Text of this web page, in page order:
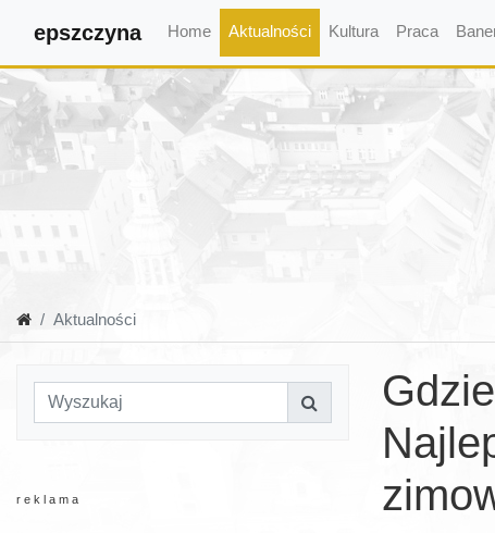
epszczyna Home Aktualności Kultura Praca
Aktualności
r e k l a m a